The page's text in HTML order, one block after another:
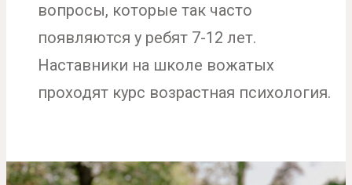
вопросы, которые так часто
появляются у ребят 7-12 лет.
Наставники на школе вожатых
проходят курс возрастная психология.